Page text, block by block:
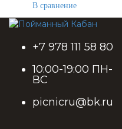
В сравнение
+7 978 111 58 80
10:00-19:00 ПН-
ВС
picnicru@bk.ru